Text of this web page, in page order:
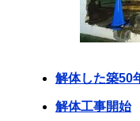
解体した築50
解体工事開始